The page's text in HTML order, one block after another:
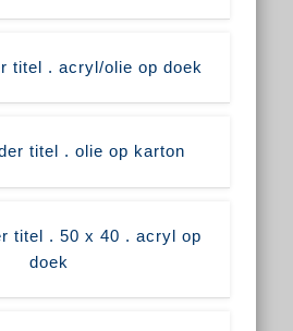
titel . acryl/olie op doek
titel . olie op karton
titel . 50 x 40 . acryl op
doek